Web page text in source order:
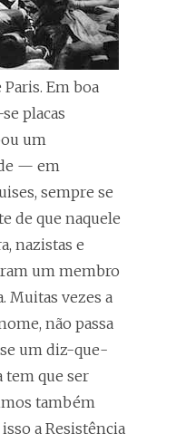
Em boa
placas
um
— em
sempre se
de que naquele
nazistas e
um membro
Muitas vezes a
não passa
um diz-que-
tem que ser
também
a Resistência